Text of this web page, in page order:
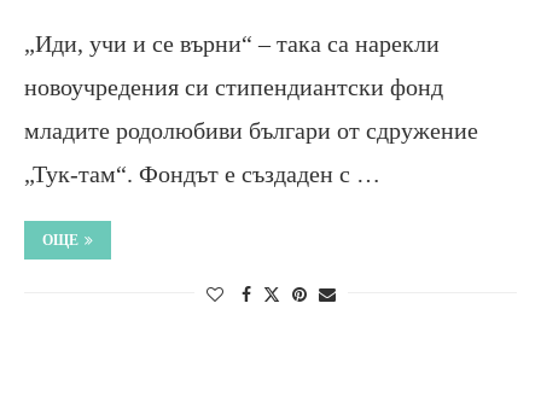
„Иди, учи и се върни“ – така са нарекли
новоучредения си стипендиантски фонд
младите родолюбиви българи от сдружение
„Тук-там“. Фондът е създаден с …
ОЩЕ